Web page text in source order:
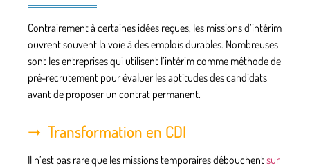
Contrairement à certaines idées reçues, les missions d’intérim
ouvrent souvent la voie à des emplois durables. Nombreuses
sont les entreprises qui utilisent l’intérim comme méthode de
pré-recrutement pour évaluer les aptitudes des candidats
avant de proposer un contrat permanent.
Transformation en CDI
Il n’est pas rare que les missions temporaires débouchentsur